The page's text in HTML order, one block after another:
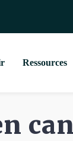
Ressources